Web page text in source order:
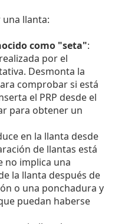
llanta:
como "seta":
por el
Desmonta la
comprobar si está
el PRP desde el
para obtener un
en la llanta desde
de llantas está
no implica una
la llanta después de
o una ponchadura y
puedan haberse